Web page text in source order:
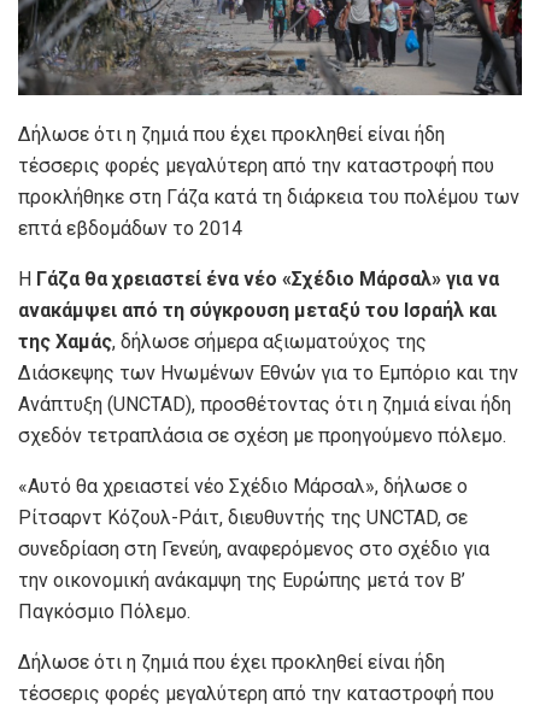
Δήλωσε ότι η ζημιά που έχει προκληθεί είναι ήδη
τέσσερις φορές μεγαλύτερη από την καταστροφή που
προκλήθηκε στη Γάζα κατά τη διάρκεια του πολέμου των
επτά εβδομάδων το 2014
Η Γάζα θα χρειαστεί ένα νέο «Σχέδιο Μάρσαλ» για να
ανακάμψει από τη σύγκρουση μεταξύ του Ισραήλ και
της Χαμάς, δήλωσε σήμερα αξιωματούχος της
Διάσκεψης των Ηνωμένων Εθνών για το Εμπόριο και την
Ανάπτυξη (UNCTAD), προσθέτοντας ότι η ζημιά είναι ήδη
σχεδόν τετραπλάσια σε σχέση με προηγούμενο πόλεμο.
«Αυτό θα χρειαστεί νέο Σχέδιο Μάρσαλ», δήλωσε ο
Ρίτσαρντ Κόζουλ-Ράιτ, διευθυντής της UNCTAD, σε
συνεδρίαση στη Γενεύη, αναφερόμενος στο σχέδιο για
την οικονομική ανάκαμψη της Ευρώπης μετά τον Β’
Παγκόσμιο Πόλεμο.
Δήλωσε ότι η ζημιά που έχει προκληθεί είναι ήδη
τέσσερις φορές μεγαλύτερη από την καταστροφή που